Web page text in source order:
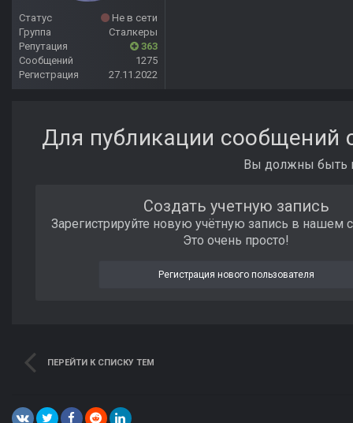
Статус
Не в сети
Группа
Сталкеры
Репутация
363
Сообщений
1275
Регистрация
27.11.2022
Для публикации сообщений
Вы должны быть
Создать учетную запись
Зарегистрируйте новую учётную запись в нашем
Это очень просто!
Регистрация нового пользователя
ПЕРЕЙТИ К СПИСКУ ТЕМ